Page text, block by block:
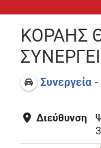
ΚΟΡΑΗΣ
Συνεργεία
Διεύθυνση